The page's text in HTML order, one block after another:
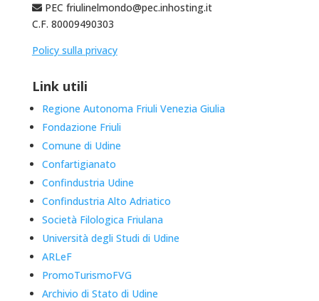
PEC friulinelmondo@pec.inhosting.it
C.F. 80009490303
Policy sulla privacy
Link utili
Regione Autonoma Friuli Venezia Giulia
Fondazione Friuli
Comune di Udine
Confartigianato
Confindustria Udine
Confindustria Alto Adriatico
Società Filologica Friulana
Università degli Studi di Udine
ARLeF
PromoTurismoFVG
Archivio di Stato di Udine